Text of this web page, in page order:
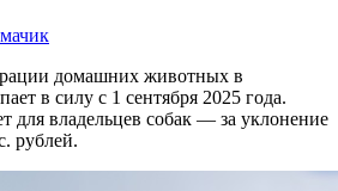
домашних животных в
в силу с 1 сентября 2025 года.
для владельцев собак — за уклонение
рублей.